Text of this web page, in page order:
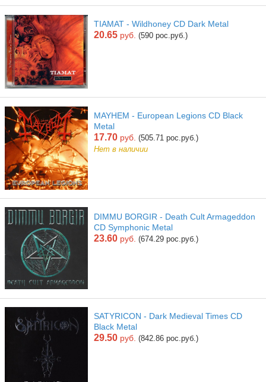
TIAMAT - Wildhoney CD Dark Metal
20.65 руб. (590 рос.руб.)
MAYHEM - European Legions CD Black
Metal
17.70 руб. (505.71 рос.руб.)
Нет в наличии
DIMMU BORGIR - Death Cult Armageddon
CD Symphonic Metal
23.60 руб. (674.29 рос.руб.)
SATYRICON - Dark Medieval Times CD
Black Metal
29.50 руб. (842.86 рос.руб.)